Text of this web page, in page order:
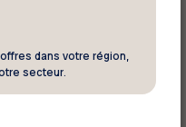
AUTO et
dans votre région,
secteur.